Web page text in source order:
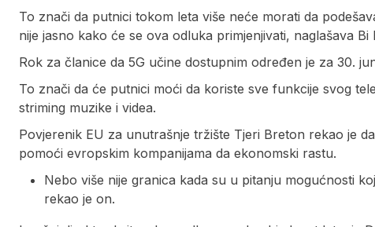
To znači da putnici tokom leta više neće morati da
nije jasno kako će se ova odluka primjenjivati, naglašava Bi
Rok za članice da 5G učine dostupnim određen je za 30.
To znači da će putnici moći da koriste sve funkcije svog
striming muzike i videa.
Povjerenik EU za unutrašnje tržište Tjeri Breton rekao je
pomoći evropskim kompanijama da ekonomski rastu.
Nebo više nije granica kada su u pitanju mogućnosti
rekao je on.